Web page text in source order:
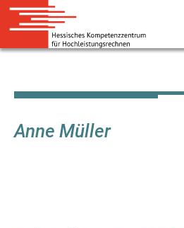
Inhalt
Anne Müller